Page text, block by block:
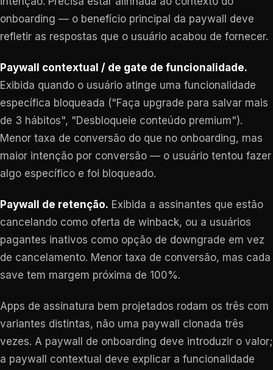
onboarding — o benefício principal da paywall deve
refletir as respostas que o usuário acabou de fornecer.
Paywall contextual / de gate de funcionalidade.
Exibida quando o usuário atinge uma funcionalidade
específica bloqueada ("Faça upgrade para salvar mais
de 3 hábitos", "Desbloqueie conteúdo premium").
Menor taxa de conversão do que no onboarding, mas
maior intenção por conversão — o usuário tentou fazer
algo específico e foi bloqueado.
Paywall de retenção. Exibida a assinantes que estão
cancelando como oferta de winback, ou a usuários
pagantes inativos como opção de downgrade em vez
de cancelamento. Menor taxa de conversão, mas cada
save tem margem próxima de 100%.
Apps de assinatura bem projetados rodam os três com
variantes distintas, não uma paywall clonada três
vezes. A paywall de onboarding deve introduzir o valor;
a paywall contextual deve explicar a funcionalidade